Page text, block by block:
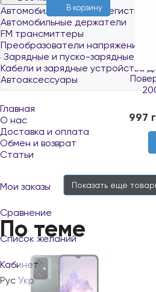
Автомобильные
Автомобильные держатели
FM трансмиттеры
Преобразователи напряжения
Зарядные и пуско-зарядные
Кабели и зарядные устройства
Автоаксессуары
Главная
О нас
Доставка и оплата
Обмен и возврат
Статьи
Мои заказы
Сравнение
Список желаний
Кабинет
Рус Укр
В корзину
997
Показать еще
По теме